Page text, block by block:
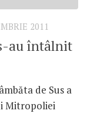
2011
au întâlnit
de Sus a
Mitropoliei